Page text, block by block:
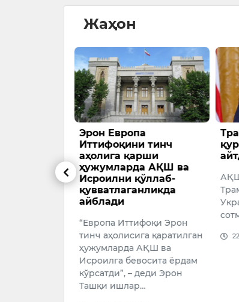
Жаҳон
барчаси
Эрон Европа
Иттифоқини тинч
аҳолига қарши
ҳужумларда АҚШ ва
Исроилни қўллаб-
қувватлаганликда
айблади
“Европа Иттифоқи Эрон
тинч аҳолисига қаратилган
ҳужумларда АҚШ ва
Исроилга бевосита ёрдам
кўрсатди”, – деди Эрон
Ташқи ишлар…